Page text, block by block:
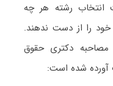
انتخاب رشته هر چه
خود را از دست ندهند.
مصاحبه دکتری حقوق
آورده شده است: